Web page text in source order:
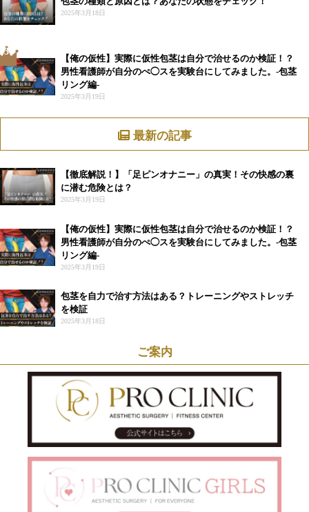
2025年3月18日
3
【俺の仮性】実際に仮性包茎は自分で治せるのか検証！？
男性看護師が自分のぺ◯スを実験台にしてみました。-包茎
リング編-
2025年3月19日
最新の記事
【徹底解説！】「足ピンオナニー」の真実！その快感の裏
に潜む危険とは？
2025年3月19日
【俺の仮性】実際に仮性包茎は自分で治せるのか検証！？
男性看護師が自分のぺ◯スを実験台にしてみました。-包茎
リング編-
2025年3月19日
包茎を自力で治す方法はある？トレーニングやストレッチ
を検証
2025年3月18日
ご案内